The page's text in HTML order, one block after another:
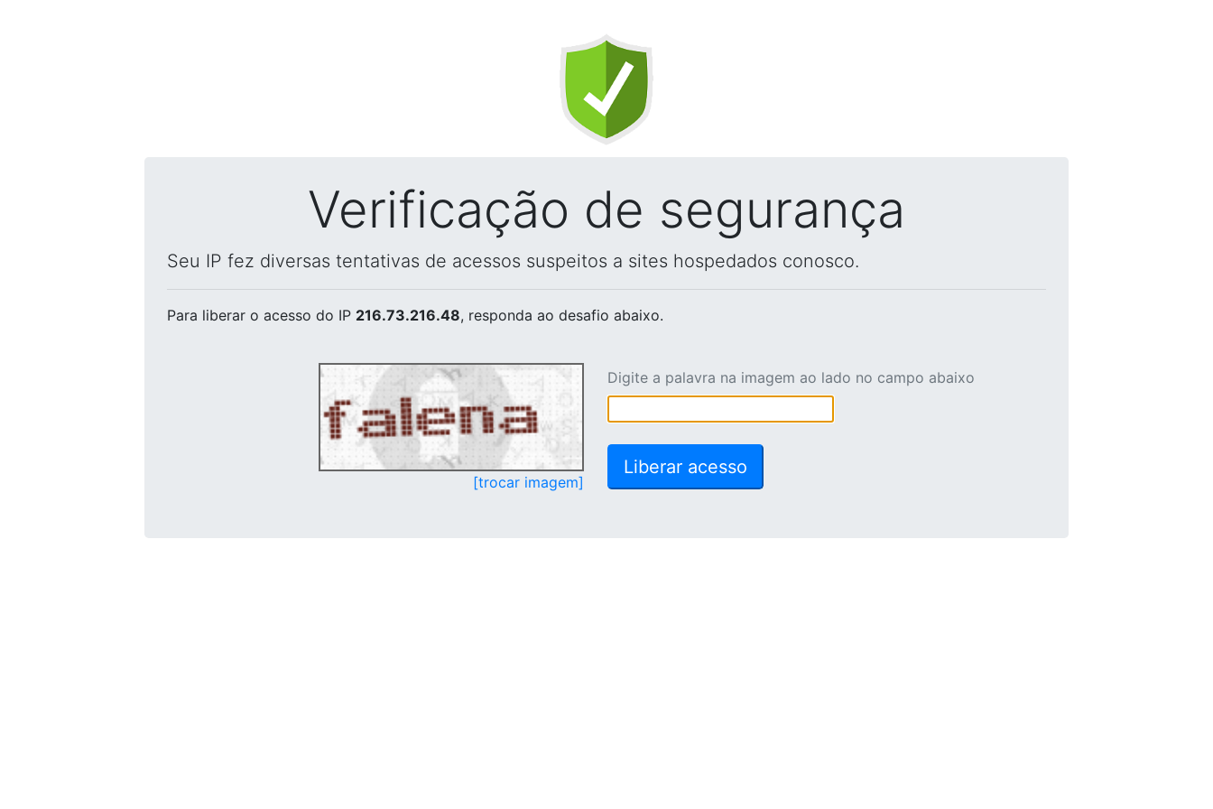
Verificação de segurança
Seu IP fez diversas tentativas de acessos suspeitos a sites hospedados conosco.
Para liberar o acesso do IP 216.73.216.48, responda ao desafio abaixo.
[trocar imagem]
Digite a palavra na imagem ao lado no campo abaixo